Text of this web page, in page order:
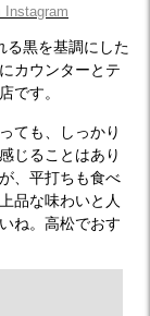
る黒を基調にした
カウンターとテ
です。
ても、しっかり
じることはあり
、平打ちも食べ
品な味わいと人
ね。高松でおす